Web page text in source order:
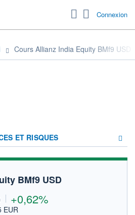
Connexion
Cours Allianz India Equity BMf9 USD
ET RISQUES
FORUM
BMf9 USD
+0,62%
EUR